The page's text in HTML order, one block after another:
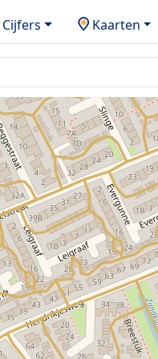
Cijfers Kaarten